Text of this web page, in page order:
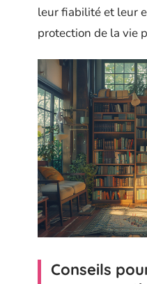
leur fiabilité et leur
protection de la vie
Conseils